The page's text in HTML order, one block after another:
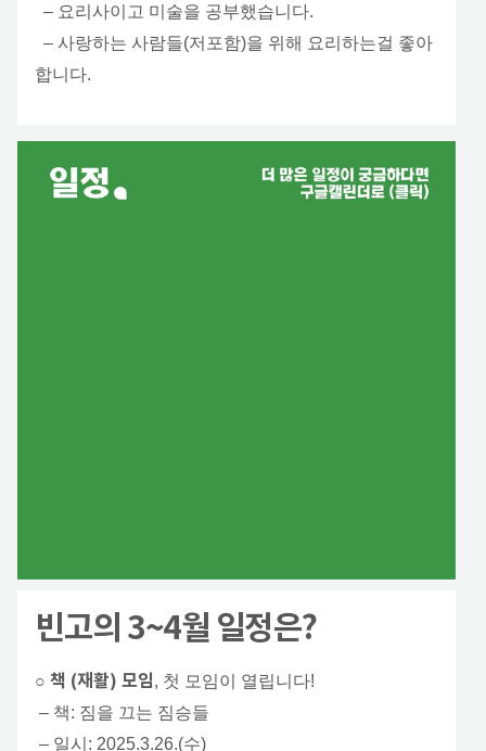
– 요리사이고 미술을 공부했습니다.
– 사랑하는 사람들(저포함)을 위해 요리하는걸 좋아
합니다.
빈고의 3~4월 일정은?
○ 책 (재활) 모임, 첫 모임이 열립니다!
– 책: 짐을 끄는 짐승들
– 일시: 2025.3.26.(수)